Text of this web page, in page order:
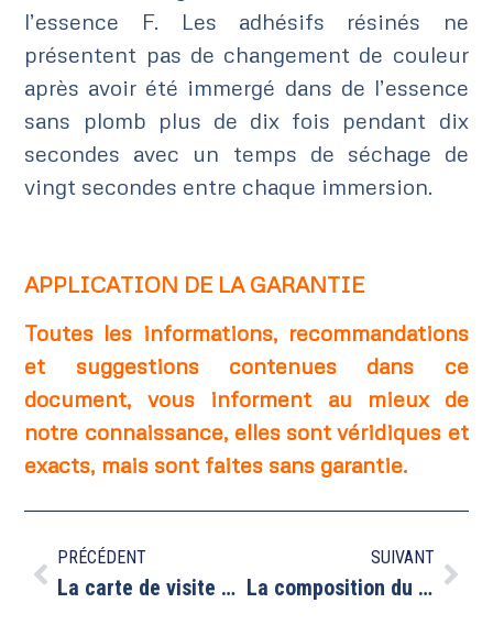
l’essence F. Les adhésifs résinés ne
présentent pas de changement de couleur
après avoir été immergé dans de l’essence
sans plomb plus de dix fois pendant dix
secondes avec un temps de séchage de
vingt secondes entre chaque immersion.
APPLICATION DE LA GARANTIE
Toutes les informations, recommandations
et suggestions contenues dans ce
document, vous informent au mieux de
notre connaissance, elles sont véridiques et
exacts, mais sont faites sans garantie.
PRÉCÉDENT
La carte de visite pelliculées mat soft touch, un véritable atout de communication.
SUIVANT
La composition du panneau magnétique pour véhicule